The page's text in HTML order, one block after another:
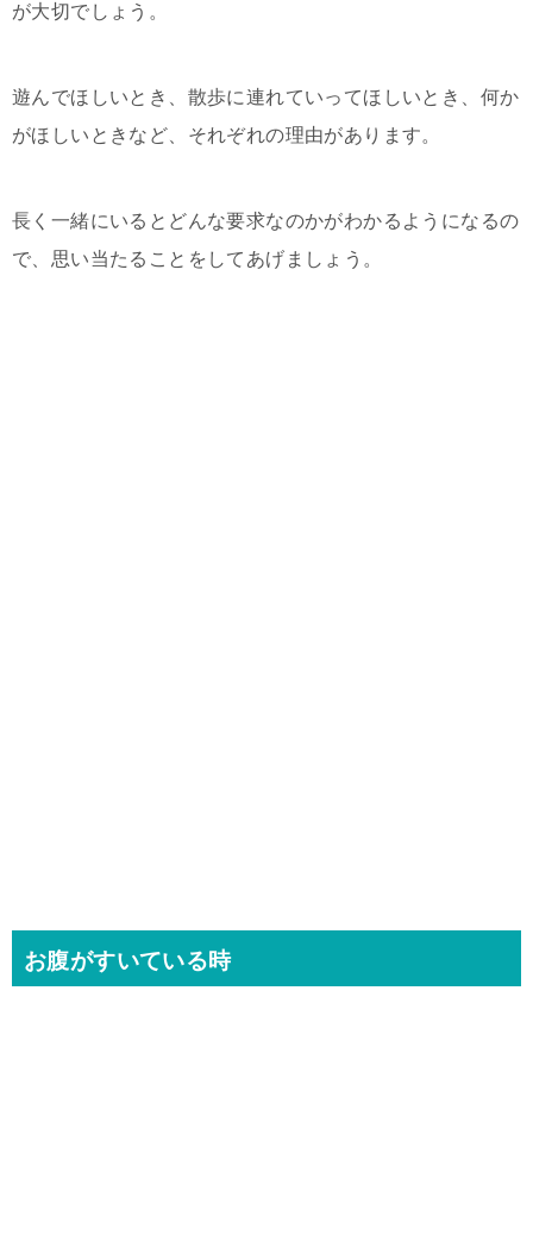
が大切でしょう。
遊んでほしいとき、散歩に連れていってほしいとき、何か
がほしいときなど、それぞれの理由があります。
長く一緒にいるとどんな要求なのかがわかるようになるの
で、思い当たることをしてあげましょう。
お腹がすいている時